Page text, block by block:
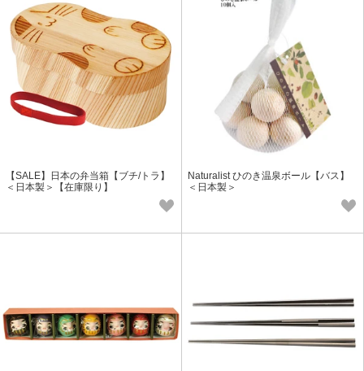
【SALE】日本の弁当箱【ブチ/トラ】
＜日本製＞【在庫限り】
Naturalist ひのき温泉ボール【バス】
＜日本製＞